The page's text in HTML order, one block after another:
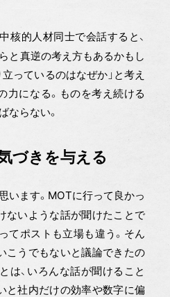
核的人材同士で会話すると、
と真逆の考え方もあるかもし
っているのはなぜか」と考え
力になる。ものを考え続ける
ならない。
気づきを与える
ます。MOTに行って良かっ
ないような話が聞けたことで
てポストも立場も違う。そん
こうでもないと議論できたの
は、いろんな話が聞けること
と社内だけの効率や数字に偏